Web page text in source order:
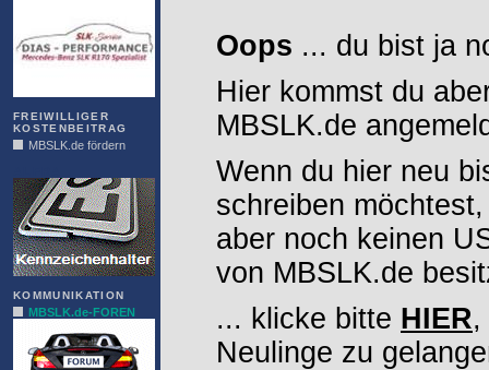
FREIWILLIGER
KOSTENBEITRAG
MBSLK.de fördern
KOMMUNIKATION
MBSLK.de-FOREN
Oops ... du bist ja
Hier kommst du
MBSLK.de
Wenn du hier neu
schreiben möchtest,
aber noch keinen
von MBSLK.de
... klicke bitte HIER,
Neulinge zu